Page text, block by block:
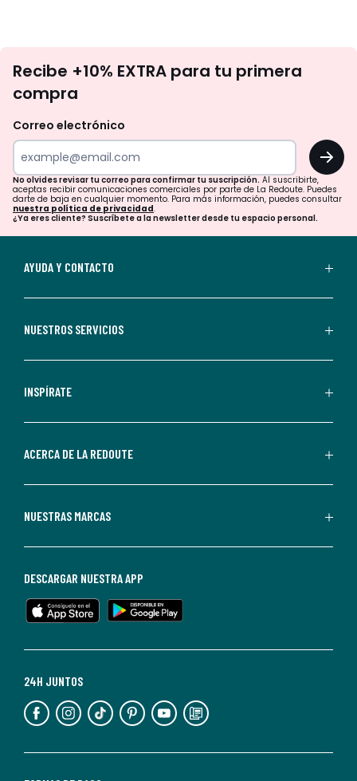
te
tu
para
confirmar
tu
suscripción.
aceptas
comerciales
personalizadas
parte
Redoute.
de
en
cualquier
Para
información,
puedes
nuestra
Recibe +10% EXTRA para tu primera
compra
Correo electrónico
OK
No olvides revisar tu correo para confirmar tu suscripción. Al suscribirte,
aceptas recibir comunicaciones comerciales por parte de La Redoute. Puedes
darte de baja en cualquier momento. Para más información, puedes consultar
nuestra política de privacidad.
¿Ya eres cliente? Suscríbete a la newsletter desde tu espacio personal.
AYUDA Y CONTACTO
NUESTROS SERVICIOS
INSPÍRATE
ACERCA DE LA REDOUTE
NUESTRAS MARCAS
24H JUNTOS
DESCARGAR NUESTRA APP